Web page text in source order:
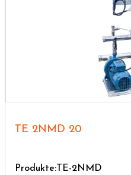
TE 2NMD 20
Produkte:TE-2NMD